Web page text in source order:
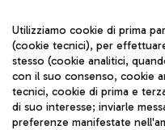
Seguici sui social
Utilizziamo cookie di prima
(cookie tecnici), per
stesso (cookie analitici,
con il suo consenso, cookie
tecnici, cookie di prima e
di suo interesse; inviarle
preferenze manifestate